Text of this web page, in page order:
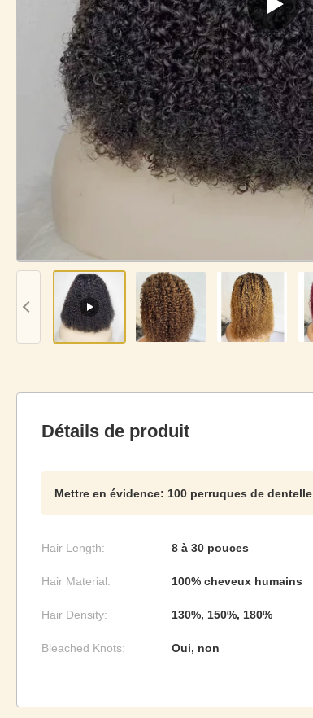
Détails de produit
Mettre en évidence: 100 perruques de dentelle
Hair Length: 8 à 30 pouces
Hair Material: 100% cheveux humains
Hair Density: 130%, 150%, 180%
Bleached Knots: Oui, non